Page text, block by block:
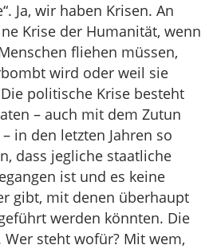
Ja, wir haben Krisen. An
Krise der Humanität, wenn
fliehen müssen,
wird oder weil sie
politische Krise besteht
– auch mit dem Zutun
in den letzten Jahren so
dass jegliche staatliche
ist und es keine
gibt, mit denen überhaupt
werden könnten. Die
steht wofür? Mit wem,